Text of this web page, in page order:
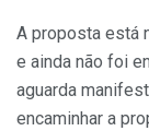
A proposta está
e ainda não foi
aguarda
encaminhar a